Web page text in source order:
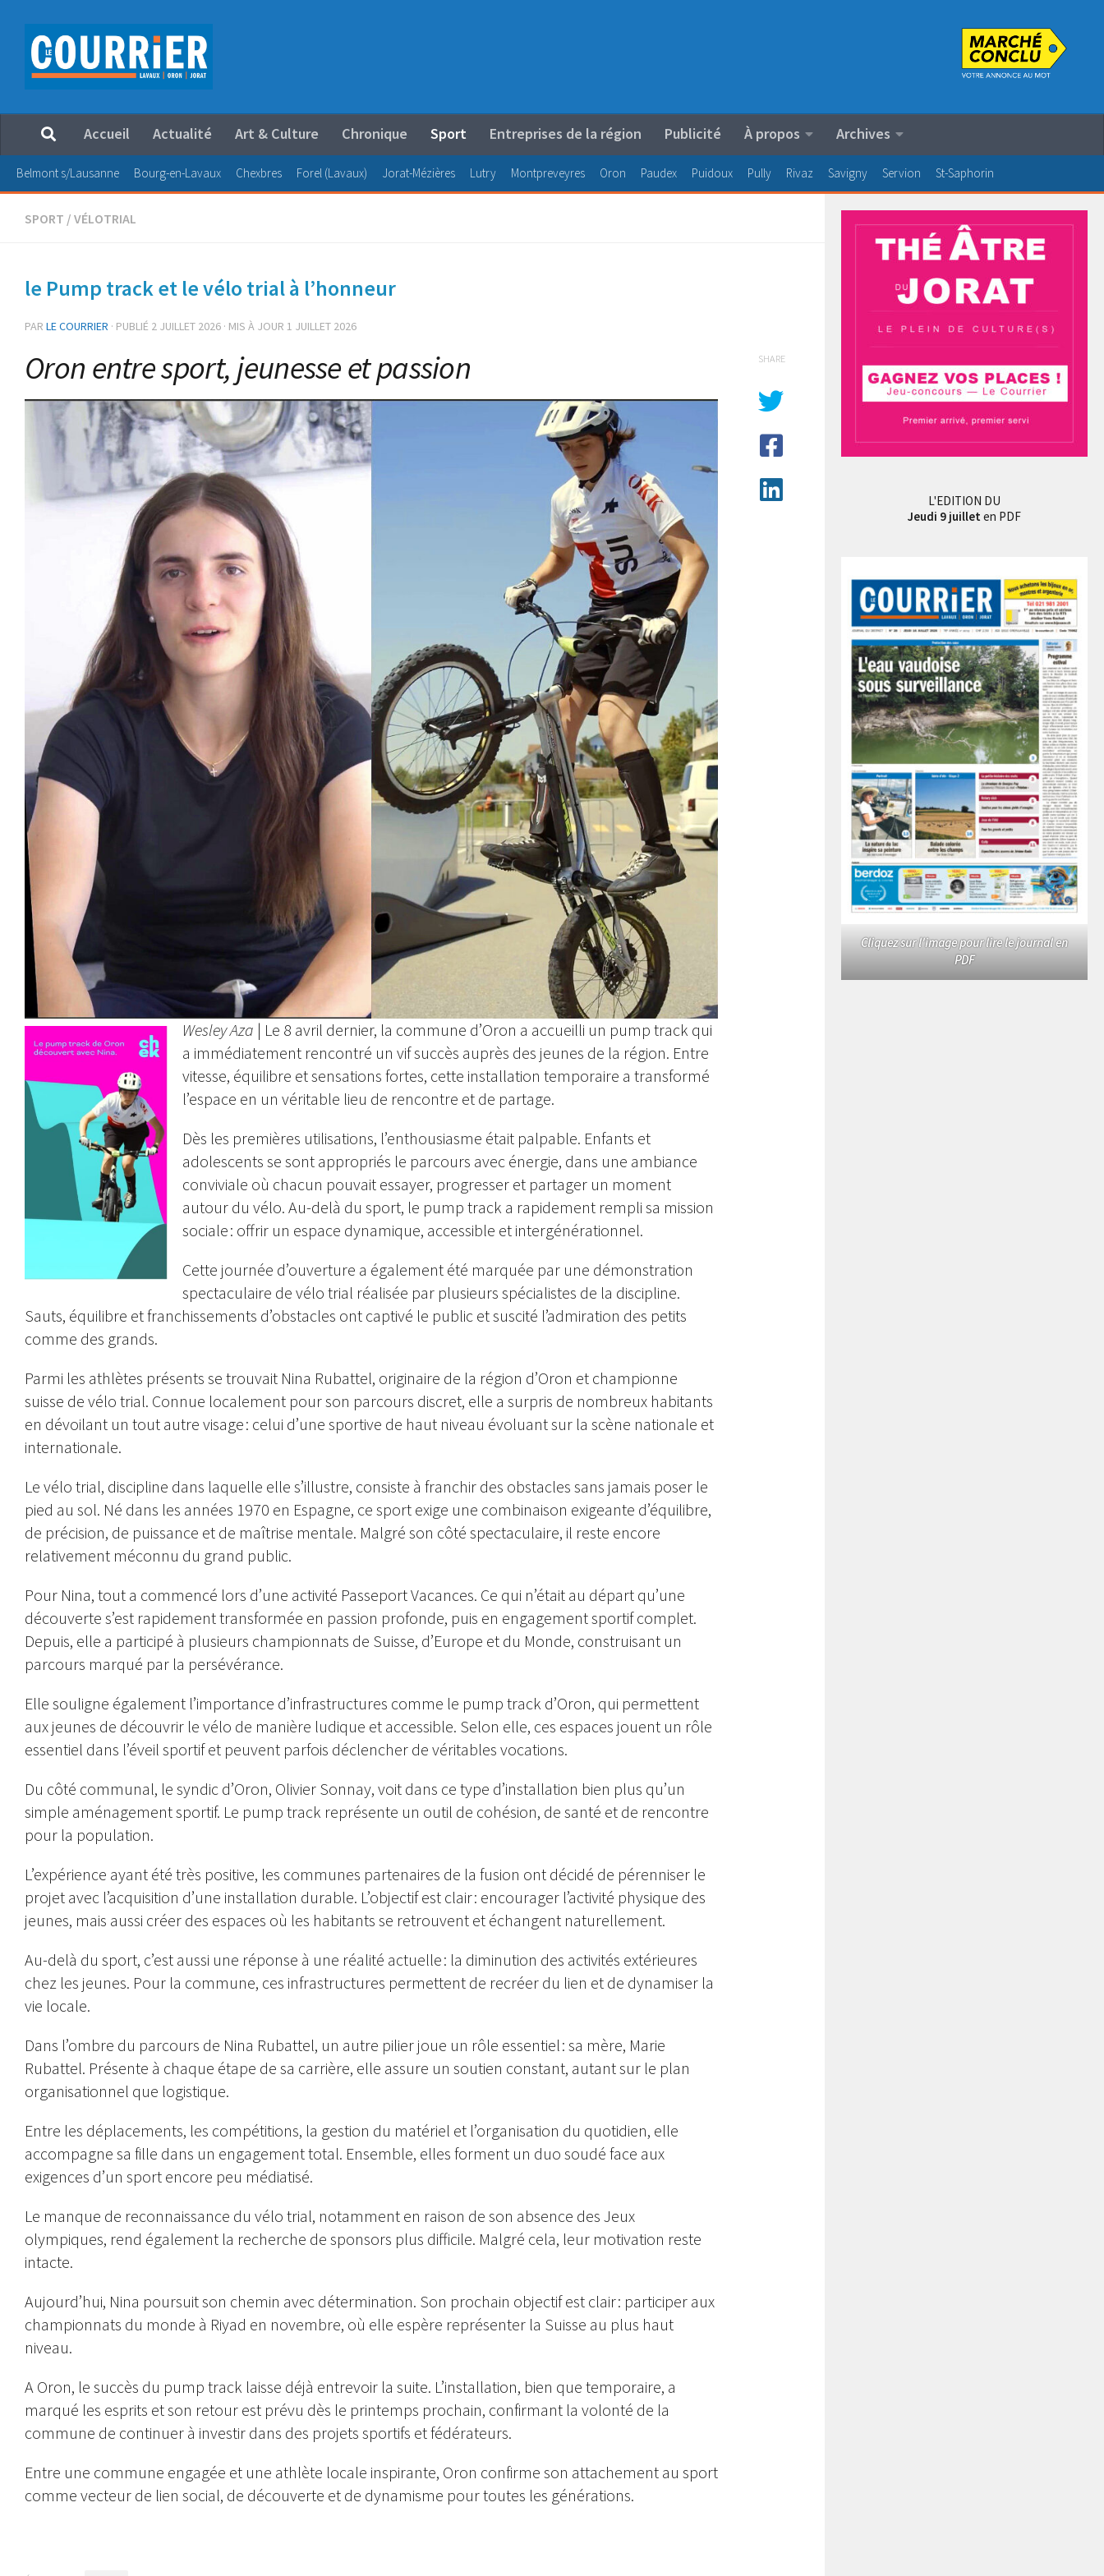
Au dessous du contenu
Accueil Actualité Art & Culture Chronique Sport Entreprises de la région Publicité À propos Archives
Belmont s/Lausanne Bourg-en-Lavaux Chexbres Forel (Lavaux) Jorat-Mézières Lutry Montpreveyres Oron Paudex Puidoux Pully Rivaz Savigny Servion St-Saphorin
SPORT / VÉLOTRIAL
le Pump track et le vélo trial à l’honneur
PAR LE COURRIER · PUBLIÉ 2 JUILLET 2026 · MIS À JOUR 1 JUILLET 2026
Oron entre sport, jeunesse et passion
Wesley Aza | Le 8 avril dernier, la commune d’Oron a accueilli un pump track qui
a immédiatement rencontré un vif succès auprès des jeunes de la région. Entre
vitesse, équilibre et sensations fortes, cette installation temporaire a transformé
l’espace en un véritable lieu de rencontre et de partage.
Dès les premières utilisations, l’enthousiasme était palpable. Enfants et
adolescents se sont appropriés le parcours avec énergie, dans une ambiance
conviviale où chacun pouvait essayer, progresser et partager un moment
autour du vélo. Au-delà du sport, le pump track a rapidement rempli sa mission
sociale : offrir un espace dynamique, accessible et intergénérationnel.
Cette journée d’ouverture a également été marquée par une démonstration
spectaculaire de vélo trial réalisée par plusieurs spécialistes de la discipline.
Sauts, équilibre et franchissements d’obstacles ont captivé le public et suscité l’admiration des petits
comme des grands.
Parmi les athlètes présents se trouvait Nina Rubattel, originaire de la région d’Oron et championne
suisse de vélo trial. Connue localement pour son parcours discret, elle a surpris de nombreux habitants
en dévoilant un tout autre visage : celui d’une sportive de haut niveau évoluant sur la scène nationale et
internationale.
Le vélo trial, discipline dans laquelle elle s’illustre, consiste à franchir des obstacles sans jamais poser le
pied au sol. Né dans les années 1970 en Espagne, ce sport exige une combinaison exigeante d’équilibre,
de précision, de puissance et de maîtrise mentale. Malgré son côté spectaculaire, il reste encore
relativement méconnu du grand public.
Pour Nina, tout a commencé lors d’une activité Passeport Vacances. Ce qui n’était au départ qu’une
découverte s’est rapidement transformée en passion profonde, puis en engagement sportif complet.
Depuis, elle a participé à plusieurs championnats de Suisse, d’Europe et du Monde, construisant un
parcours marqué par la persévérance.
Elle souligne également l’importance d’infrastructures comme le pump track d’Oron, qui permettent
aux jeunes de découvrir le vélo de manière ludique et accessible. Selon elle, ces espaces jouent un rôle
essentiel dans l’éveil sportif et peuvent parfois déclencher de véritables vocations.
Du côté communal, le syndic d’Oron, Olivier Sonnay, voit dans ce type d’installation bien plus qu’un
simple aménagement sportif. Le pump track représente un outil de cohésion, de santé et de rencontre
pour la population.
L’expérience ayant été très positive, les communes partenaires de la fusion ont décidé de pérenniser le
projet avec l’acquisition d’une installation durable. L’objectif est clair : encourager l’activité physique des
jeunes, mais aussi créer des espaces où les habitants se retrouvent et échangent naturellement.
Au-delà du sport, c’est aussi une réponse à une réalité actuelle : la diminution des activités extérieures
chez les jeunes. Pour la commune, ces infrastructures permettent de recréer du lien et de dynamiser la
vie locale.
Dans l’ombre du parcours de Nina Rubattel, un autre pilier joue un rôle essentiel : sa mère, Marie
Rubattel. Présente à chaque étape de sa carrière, elle assure un soutien constant, autant sur le plan
organisationnel que logistique.
Entre les déplacements, les compétitions, la gestion du matériel et l’organisation du quotidien, elle
accompagne sa fille dans un engagement total. Ensemble, elles forment un duo soudé face aux
exigences d’un sport encore peu médiatisé.
Le manque de reconnaissance du vélo trial, notamment en raison de son absence des Jeux
olympiques, rend également la recherche de sponsors plus difficile. Malgré cela, leur motivation reste
intacte.
Aujourd’hui, Nina poursuit son chemin avec détermination. Son prochain objectif est clair : participer aux
championnats du monde à Riyad en novembre, où elle espère représenter la Suisse au plus haut
niveau.
A Oron, le succès du pump track laisse déjà entrevoir la suite. L’installation, bien que temporaire, a
marqué les esprits et son retour est prévu dès le printemps prochain, confirmant la volonté de la
commune de continuer à investir dans des projets sportifs et fédérateurs.
Entre une commune engagée et une athlète locale inspirante, Oron confirme son attachement au sport
comme vecteur de lien social, de découverte et de dynamisme pour toutes les générations.
SHARE
L'EDITION DU
Jeudi 9 juillet en PDF
Cliquez sur l'image pour lire le journal en
PDF